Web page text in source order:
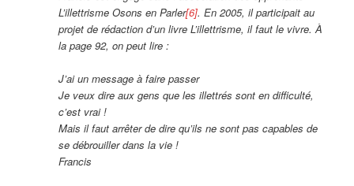
L’illettrisme Osons en Parler[6]. En 2005, il participait au
projet de rédaction d’un livre L’illettrisme, il faut le vivre. À
la page 92, on peut lire :
J’ai un message à faire passer
Je veux dire aux gens que les illettrés sont en difficulté,
c’est vrai !
Mais il faut arrêter de dire qu’ils ne sont pas capables de
se débrouiller dans la vie !
Francis